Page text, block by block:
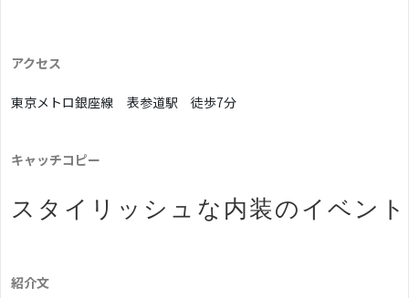
アクセス
東京メトロ銀座線 表参道駅 徒歩7分
キャッチコピー
スタイリッシュな内装のイベン
紹介文